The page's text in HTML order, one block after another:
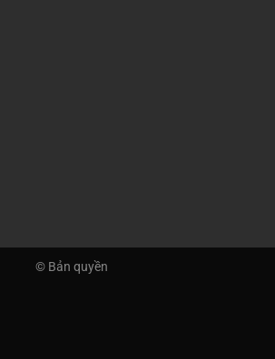
© Bản quyền